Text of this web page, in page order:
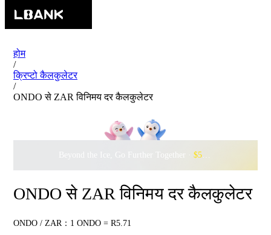
होम
/
क्रिप्टो कैलकुलेटर
/
ONDO से ZAR विनिमय दर कैलकुलेटर
Beyond the Ice, Go Further Together · $500,000
ONDO से ZAR विनिमय दर कैलकुलेटर
ONDO / ZAR：1 ONDO = R5.71